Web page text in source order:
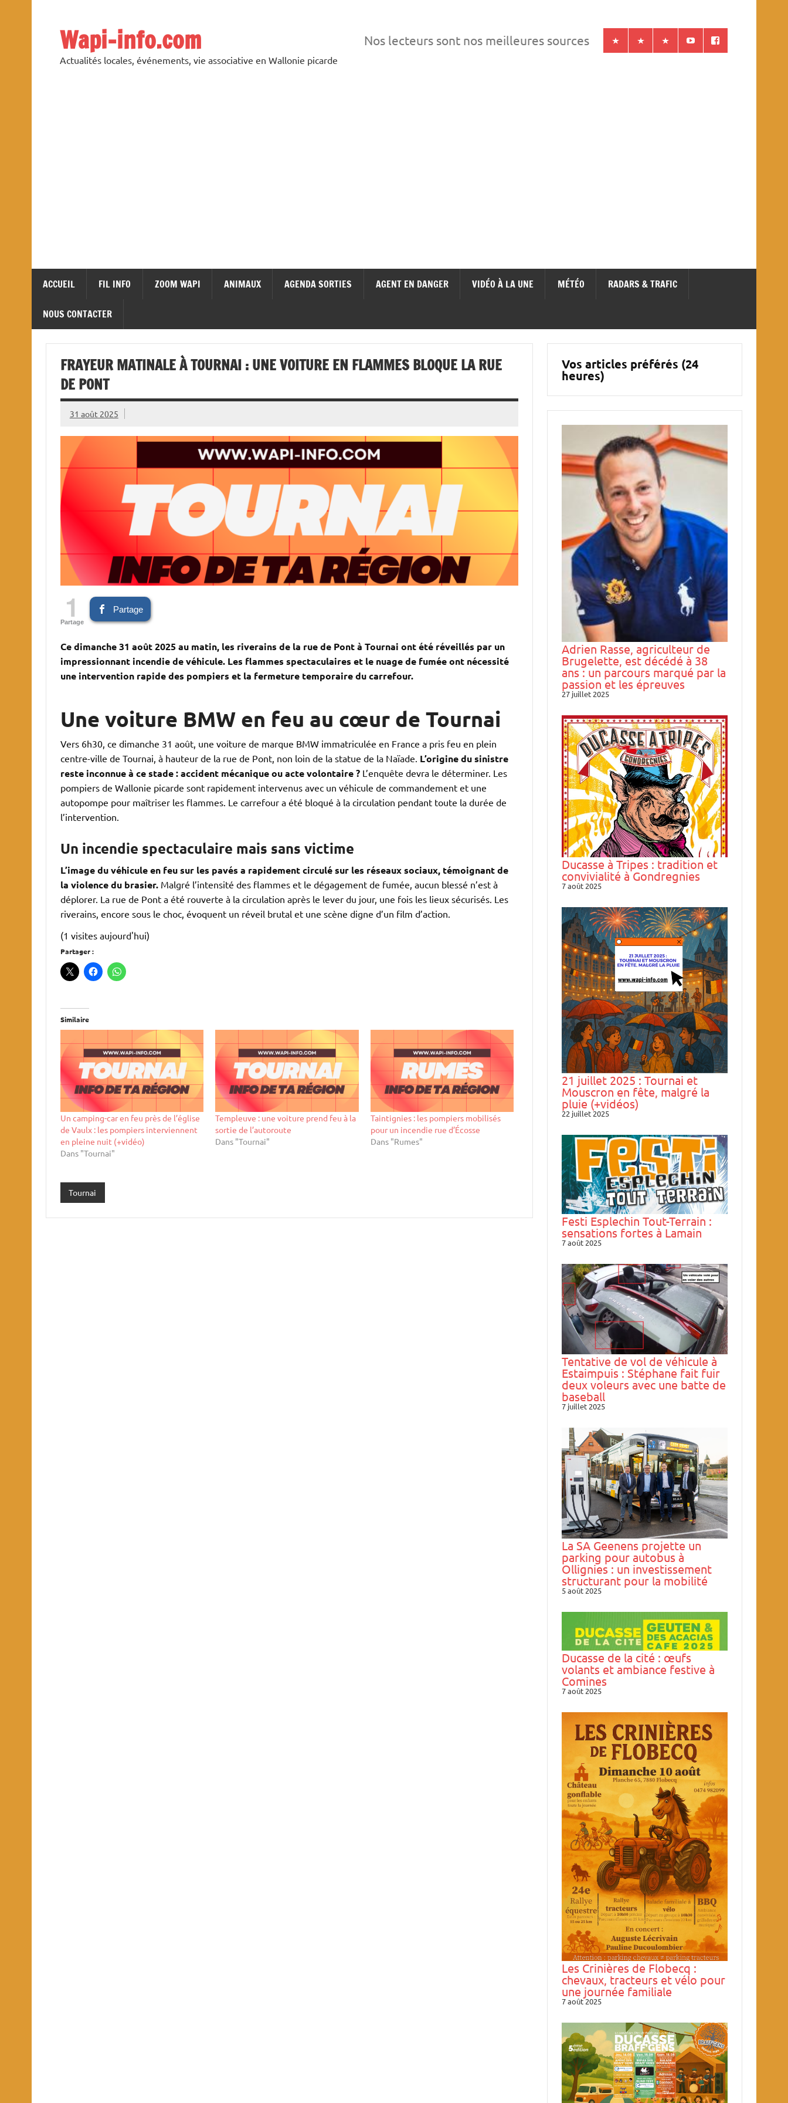
Wapi-info.com
Actualités locales, événements, vie associative en Wallonie picarde
Nos lecteurs sont nos meilleures sources
ACCUEIL FIL INFO ZOOM WAPI ANIMAUX AGENDA SORTIES AGENT EN DANGER VIDÉO À LA UNE MÉTÉO RADARS & TRAFIC
NOUS CONTACTER
FRAYEUR MATINALE À TOURNAI : UNE VOITURE EN FLAMMES BLOQUE LA RUE
DE PONT
31 août 2025
1
Partage
Partage
Ce dimanche 31 août 2025 au matin, les riverains de la rue de Pont à Tournai ont été réveillés par un
impressionnant incendie de véhicule. Les flammes spectaculaires et le nuage de fumée ont nécessité
une intervention rapide des pompiers et la fermeture temporaire du carrefour.
Une voiture BMW en feu au cœur de Tournai
Vers 6h30, ce dimanche 31 août, une voiture de marque BMW immatriculée en France a pris feu en plein
centre-ville de Tournai, à hauteur de la rue de Pont, non loin de la statue de la Naïade. L’origine du sinistre
reste inconnue à ce stade : accident mécanique ou acte volontaire ?L’enquête devra le déterminer. Les
pompiers de Wallonie picarde sont rapidement intervenus avec un véhicule de commandement et une
autopompe pour maîtriser les flammes. Le carrefour a été bloqué à la circulation pendant toute la durée de
l’intervention.
Un incendie spectaculaire mais sans victime
L’image du véhicule en feu sur les pavés a rapidement circulé sur les réseaux sociaux, témoignant de
la violence du brasier. Malgré l’intensité des flammes et le dégagement de fumée, aucun blessé n’est à
déplorer. La rue de Pont a été rouverte à la circulation après le lever du jour, une fois les lieux sécurisés. Les
riverains, encore sous le choc, évoquent un réveil brutal et une scène digne d’un film d’action.
(1 visites aujourd'hui)
Partager :
Similaire
Un camping-car en feu près de l’église
de Vaulx : les pompiers interviennent
en pleine nuit (+vidéo)
Dans "Tournai"
Templeuve : une voiture prend feu à la
sortie de l’autoroute
Dans "Tournai"
Taintignies : les pompiers mobilisés
pour un incendie rue d’Écosse
Dans "Rumes"
Tournai
Vos articles préférés (24
heures)
Adrien Rasse, agriculteur de
Brugelette, est décédé à 38
ans : un parcours marqué par la
passion et les épreuves
27 juillet 2025
Ducasse à Tripes : tradition et
convivialité à Gondregnies
7 août 2025
21 juillet 2025 : Tournai et
Mouscron en fête, malgré la
pluie (+vidéos)
22 juillet 2025
Festi Esplechin Tout-Terrain :
sensations fortes à Lamain
7 août 2025
Tentative de vol de véhicule à
Estaimpuis : Stéphane fait fuir
deux voleurs avec une batte de
baseball
7 juillet 2025
La SA Geenens projette un
parking pour autobus à
Ollignies : un investissement
structurant pour la mobilité
5 août 2025
Ducasse de la cité : œufs
volants et ambiance festive à
Comines
7 août 2025
Les Crinières de Flobecq :
chevaux, tracteurs et vélo pour
une journée familiale
7 août 2025